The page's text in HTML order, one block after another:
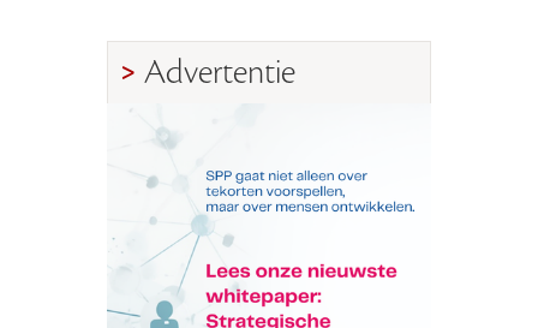
Advertentie